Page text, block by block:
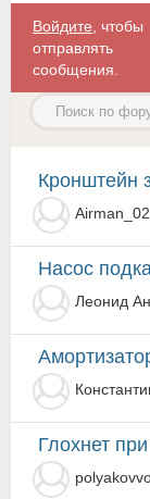
Войдите , чтобы
отправлять
сообщения.
Кронштейн
Airman_02,
Насос
Леонид
Глохнет